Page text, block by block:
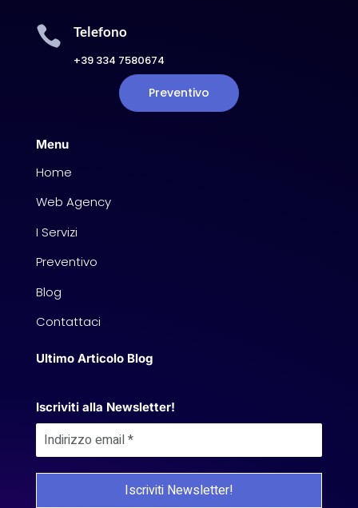
 Telefono
+39 334 7580674
Preventivo
Menu
Home
Web Agency
I Servizi
Preventivo
Blog
Contattaci
Ultimo Articolo Blog
Iscriviti alla Newsletter!